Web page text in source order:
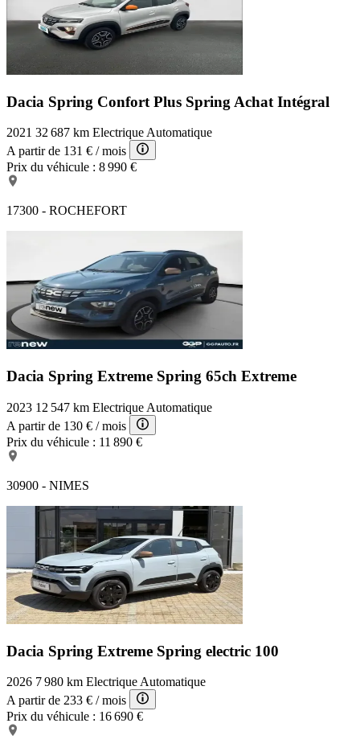
Dacia Spring Confort Plus Spring Achat Intégral
2021 32 687 km Electrique Automatique
A partir de 131 € / mois
Prix du véhicule : 8 990 €
17300 - ROCHEFORT
Dacia Spring Extreme Spring 65ch Extreme
2023 12 547 km Electrique Automatique
A partir de 130 € / mois
Prix du véhicule : 11 890 €
30900 - NIMES
Dacia Spring Extreme Spring electric 100
2026 7 980 km Electrique Automatique
A partir de 233 € / mois
Prix du véhicule : 16 690 €